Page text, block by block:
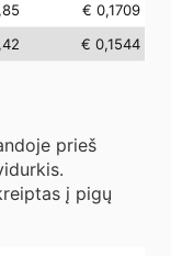
€ 0,1709
€ 0,1544
prieš
į pigų